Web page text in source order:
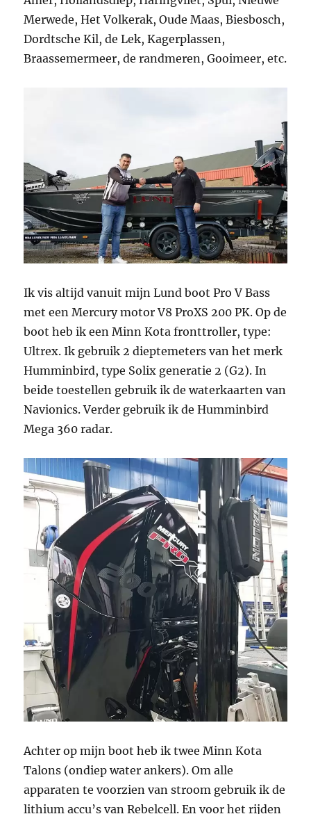
Merwede, Het Volkerak, Oude Maas, Biesbosch,
Dordtsche Kil, de Lek, Kagerplassen,
Braassemermeer, de randmeren, Gooimeer, etc.
Ik vis altijd vanuit mijn Lund boot Pro V Bass
met een Mercury motor V8 ProXS 200 PK. Op de
boot heb ik een Minn Kota fronttroller, type:
Ultrex. Ik gebruik 2 dieptemeters van het merk
Humminbird, type Solix generatie 2 (G2). In
beide toestellen gebruik ik de waterkaarten van
Navionics. Verder gebruik ik de Humminbird
Mega 360 radar.
Achter op mijn boot heb ik twee Minn Kota
Talons (ondiep water ankers). Om alle
apparaten te voorzien van stroom gebruik ik de
lithium accu’s van Rebelcell. En voor het rijden